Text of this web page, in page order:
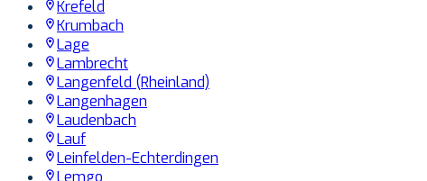
Krefeld
Krumbach
Lage
Lambrecht
Langenfeld (Rheinland)
Langenhagen
Laudenbach
Lauf
Leinfelden-Echterdingen